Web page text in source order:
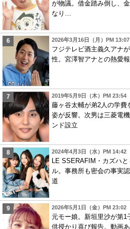
が物議。借金踏み倒し、
なり…
2026年3月16日（月）PM 13:07
フジテレビ酒主義久アナ
性。宮澤智アナとの熱愛
2019年5月9日（木）PM 23:54
藤ヶ谷太輔が弟2人の学費
姿が反響。次男は三菱電
ンド設立
2024年4月3日（水）PM 14:42
LE SSERAFIM・カズハ
ル。事務所も密会の事実
道
2026年5月1日（金）PM 23:02
元モー娘。新垣里沙が第
供授かり喜び報告。動画あ